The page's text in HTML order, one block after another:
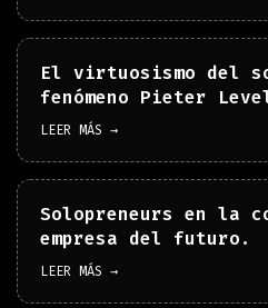
El virtuosismo del
fenómeno Pieter
LEER MÁS →
Solopreneurs en la
empresa del futuro.
LEER MÁS →